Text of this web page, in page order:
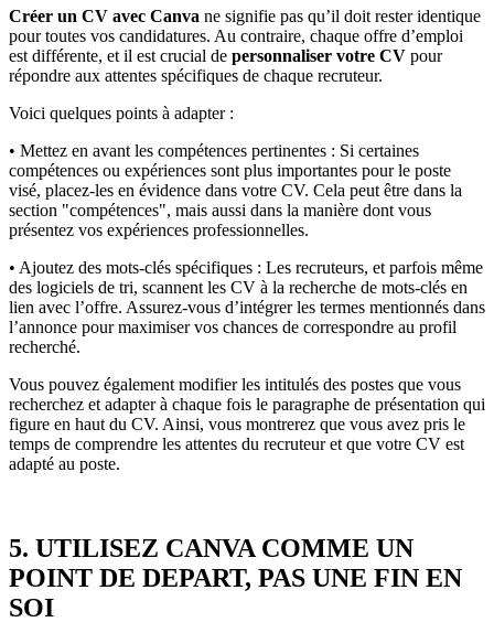
Créer un CV avec Canva ne signifie pas qu’il doit rester identique
pour toutes vos candidatures. Au contraire, chaque offre d’emploi
est différente, et il est crucial de personnaliser votre CV pour
répondre aux attentes spécifiques de chaque recruteur.
Voici quelques points à adapter :
• Mettez en avant les compétences pertinentes : Si certaines
compétences ou expériences sont plus importantes pour le poste
visé, placez-les en évidence dans votre CV. Cela peut être dans la
section "compétences", mais aussi dans la manière dont vous
présentez vos expériences professionnelles.
• Ajoutez des mots-clés spécifiques : Les recruteurs, et parfois même
des logiciels de tri, scannent les CV à la recherche de mots-clés en
lien avec l’offre. Assurez-vous d’intégrer les termes mentionnés dans
l’annonce pour maximiser vos chances de correspondre au profil
recherché.
Vous pouvez également modifier les intitulés des postes que vous
recherchez et adapter à chaque fois le paragraphe de présentation qui
figure en haut du CV. Ainsi, vous montrerez que vous avez pris le
temps de comprendre les attentes du recruteur et que votre CV est
adapté au poste.
5. UTILISEZ CANVA COMME UN
POINT DE DEPART, PAS UNE FIN EN
SOI